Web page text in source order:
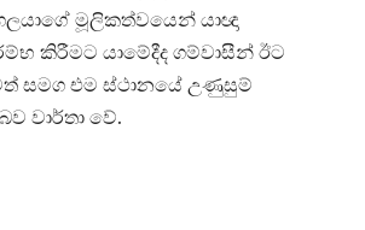
මූලිකත්වයෙන් යාඥා
කිරීමට යාමේදීද ගම්වාසීන් ඊට
සමග එම ස්ථානයේ උණුසුම්
වාර්තා වේ.